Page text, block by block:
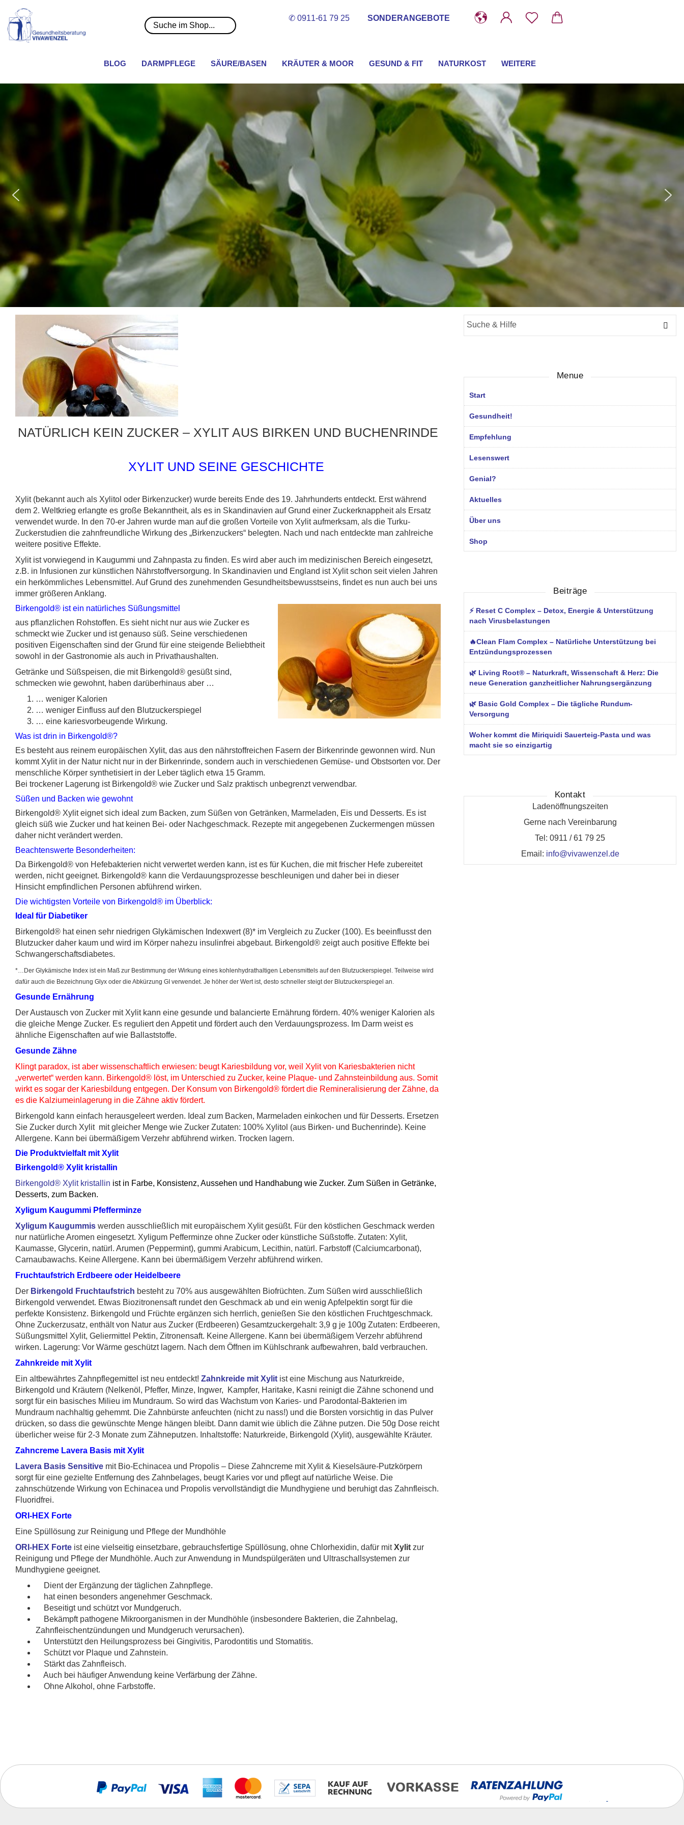
Suche
✆ 0911-61 79 25 SONDERANGEBOTE
BLOG DARMPFLEGE SÄURE/BASEN KRÄUTER & MOOR GESUND & FIT NATURKOST WEITERE
NATÜRLICH KEIN ZUCKER – XYLIT AUS BIRKEN UND BUCHENRINDE
XYLIT UND SEINE GESCHICHTE
Xylit (bekannt auch als Xylitol oder Birkenzucker) wurde bereits Ende des 19. Jahrhunderts entdeckt. Erst während
dem 2. Weltkrieg erlangte es große Bekanntheit, als es in Skandinavien auf Grund einer Zuckerknappheit als Ersatz
verwendet wurde. In den 70-er Jahren wurde man auf die großen Vorteile von Xylit aufmerksam, als die Turku-
Zuckerstudien die zahnfreundliche Wirkung des „Birkenzuckers“ belegten. Nach und nach entdeckte man zahlreiche
weitere positive Effekte.
Xylit ist vorwiegend in Kaugummi und Zahnpasta zu finden. Es wird aber auch im medizinischen Bereich eingesetzt,
z.B. in Infusionen zur künstlichen Nährstoffversorgung. In Skandinavien und England ist Xylit schon seit vielen Jahren
ein herkömmliches Lebensmittel. Auf Grund des zunehmenden Gesundheitsbewusstseins, findet es nun auch bei uns
immer größeren Anklang.
Birkengold® ist ein natürliches Süßungsmittel
aus pflanzlichen Rohstoffen. Es sieht nicht nur aus wie Zucker es
schmeckt wie Zucker und ist genauso süß. Seine verschiedenen
positiven Eigenschaften sind der Grund für eine steigende Beliebtheit
sowohl in der Gastronomie als auch in Privathaushalten.
Getränke und Süßspeisen, die mit Birkengold® gesüßt sind,
schmecken wie gewohnt, haben darüberhinaus aber …
… weniger Kalorien
… weniger Einfluss auf den Blutzuckerspiegel
… eine kariesvorbeugende Wirkung.
Was ist drin in Birkengold®?
Es besteht aus reinem europäischen Xylit, das aus den nährstoffreichen Fasern der Birkenrinde gewonnen wird. Nun
kommt Xylit in der Natur nicht nur in der Birkenrinde, sondern auch in verschiedenen Gemüse- und Obstsorten vor. Der
menschliche Körper synthetisiert in der Leber täglich etwa 15 Gramm.
Bei trockener Lagerung ist Birkengold® wie Zucker und Salz praktisch unbegrenzt verwendbar.
Süßen und Backen wie gewohnt
Birkengold® Xylit eignet sich ideal zum Backen, zum Süßen von Getränken, Marmeladen, Eis und Desserts. Es ist
gleich süß wie Zucker und hat keinen Bei- oder Nachgeschmack. Rezepte mit angegebenen Zuckermengen müssen
daher nicht verändert werden.
Beachtenswerte Besonderheiten:
Da Birkengold® von Hefebakterien nicht verwertet werden kann, ist es für Kuchen, die mit frischer Hefe zubereitet
werden, nicht geeignet. Birkengold® kann die Verdauungsprozesse beschleunigen und daher bei in dieser
Hinsicht empfindlichen Personen abführend wirken.
Die wichtigsten Vorteile von Birkengold® im Überblick:
Ideal für Diabetiker
Birkengold® hat einen sehr niedrigen Glykämischen Indexwert (8)* im Vergleich zu Zucker (100). Es beeinflusst den
Blutzucker daher kaum und wird im Körper nahezu insulinfrei abgebaut. Birkengold® zeigt auch positive Effekte bei
Schwangerschaftsdiabetes.
*…Der Glykämische Index ist ein Maß zur Bestimmung der Wirkung eines kohlenhydrathaltigen Lebensmittels auf den Blutzuckerspiegel. Teilweise wird
dafür auch die Bezeichnung Glyx oder die Abkürzung GI verwendet. Je höher der Wert ist, desto schneller steigt der Blutzuckerspiegel an.
Gesunde Ernährung
Der Austausch von Zucker mit Xylit kann eine gesunde und balancierte Ernährung fördern. 40% weniger Kalorien als
die gleiche Menge Zucker. Es reguliert den Appetit und fördert auch den Verdauungsprozess. Im Darm weist es
ähnliche Eigenschaften auf wie Ballaststoffe.
Gesunde Zähne
Klingt paradox, ist aber wissenschaftlich erwiesen: beugt Kariesbildung vor, weil Xylit von Kariesbakterien nicht
„verwertet“ werden kann. Birkengold® löst, im Unterschied zu Zucker, keine Plaque- und Zahnsteinbildung aus. Somit
wirkt es sogar der Kariesbildung entgegen. Der Konsum von Birkengold® fördert die Remineralisierung der Zähne, da
es die Kalziumeinlagerung in die Zähne aktiv fördert.
Birkengold kann einfach herausgeleert werden. Ideal zum Backen, Marmeladen einkochen und für Desserts. Ersetzen
Sie Zucker durch Xylit mit gleicher Menge wie Zucker Zutaten: 100% Xylitol (aus Birken- und Buchenrinde). Keine
Allergene. Kann bei übermäßigem Verzehr abführend wirken. Trocken lagern.
Die Produktvielfalt mit Xylit
Birkengold® Xylit kristallin
Birkengold® Xylit kristallin ist in Farbe, Konsistenz, Aussehen und Handhabung wie Zucker. Zum Süßen in Getränke,
Desserts, zum Backen.
Xyligum Kaugummi Pfefferminze
Xyligum Kaugummis werden ausschließlich mit europäischem Xylit gesüßt. Für den köstlichen Geschmack werden
nur natürliche Aromen eingesetzt. Xyligum Pefferminze ohne Zucker oder künstliche Süßstoffe. Zutaten: Xylit,
Kaumasse, Glycerin, natürl. Arumen (Peppermint), gummi Arabicum, Lecithin, natürl. Farbstoff (Calciumcarbonat),
Carnaubawachs. Keine Allergene. Kann bei übermäßigem Verzehr abführend wirken.
Fruchtaufstrich Erdbeere oder Heidelbeere
Der Birkengold Fruchtaufstrich besteht zu 70% aus ausgewählten Biofrüchten. Zum Süßen wird ausschließlich
Birkengold verwendet. Etwas Biozitronensaft rundet den Geschmack ab und ein wenig Apfelpektin sorgt für die
perfekte Konsistenz. Birkengold und Früchte ergänzen sich herrlich, genießen Sie den köstlichen Fruchtgeschmack.
Ohne Zuckerzusatz, enthält von Natur aus Zucker (Erdbeeren) Gesamtzuckergehalt: 3,9 g je 100g Zutaten: Erdbeeren,
Süßungsmittel Xylit, Geliermittel Pektin, Zitronensaft. Keine Allergene. Kann bei übermäßigem Verzehr abführend
wirken. Lagerung: Vor Wärme geschützt lagern. Nach dem Öffnen im Kühlschrank aufbewahren, bald verbrauchen.
Zahnkreide mit Xylit
Ein altbewährtes Zahnpflegemittel ist neu entdeckt! Zahnkreide mit Xylit ist eine Mischung aus Naturkreide,
Birkengold und Kräutern (Nelkenöl, Pfeffer, Minze, Ingwer, Kampfer, Haritake, Kasni reinigt die Zähne schonend und
sorgt für ein basisches Milieu im Mundraum. So wird das Wachstum von Karies- und Parodontal-Bakterien im
Mundraum nachhaltig gehemmt. Die Zahnbürste anfeuchten (nicht zu nass!) und die Borsten vorsichtig in das Pulver
drücken, so dass die gewünschte Menge hängen bleibt. Dann damit wie üblich die Zähne putzen. Die 50g Dose reicht
überlicher weise für 2-3 Monate zum Zähneputzen. Inhaltstoffe: Naturkreide, Birkengold (Xylit), ausgewählte Kräuter.
Zahncreme Lavera Basis mit Xylit
Lavera Basis Sensitive mit Bio-Echinacea und Propolis – Diese Zahncreme mit Xylit & Kieselsäure-Putzkörpern
sorgt für eine gezielte Entfernung des Zahnbelages, beugt Karies vor und pflegt auf natürliche Weise. Die
zahnschützende Wirkung von Echinacea und Propolis vervollständigt die Mundhygiene und beruhigt das Zahnfleisch.
Fluoridfrei.
ORI-HEX Forte
Eine Spüllösung zur Reinigung und Pflege der Mundhöhle
ORI-HEX Forte ist eine vielseitig einsetzbare, gebrauchsfertige Spüllösung, ohne Chlorhexidin, dafür mitXylit zur
Reinigung und Pflege der Mundhöhle. Auch zur Anwendung in Mundspülgeräten und Ultraschallsystemen zur
Mundhygiene geeignet.
Dient der Ergänzung der täglichen Zahnpflege.
hat einen besonders angenehmer Geschmack.
Beseitigt und schützt vor Mundgeruch.
Bekämpft pathogene Mikroorganismen in der Mundhöhle (insbesondere Bakterien, die Zahnbelag,
Zahnfleischentzündungen und Mundgeruch verursachen).
Unterstützt den Heilungsprozess bei Gingivitis, Parodontitis und Stomatitis.
Schützt vor Plaque und Zahnstein.
Stärkt das Zahnfleisch.
Auch bei häufiger Anwendung keine Verfärbung der Zähne.
Ohne Alkohol, ohne Farbstoffe.
Menue
Start
Gesundheit!
Empfehlung
Lesenswert
Genial?
Aktuelles
Über uns
Shop
Beiträge
⚡ Reset C Complex – Detox, Energie & Unterstützung
nach Virusbelastungen
🔥Clean Flam Complex – Natürliche Unterstützung bei
Entzündungsprozessen
🌿 Living Root® – Naturkraft, Wissenschaft & Herz: Die
neue Generation ganzheitlicher Nahrungsergänzung
🌿 Basic Gold Complex – Die tägliche Rundum-
Versorgung
Woher kommt die Miriquidi Sauerteig-Pasta und was
macht sie so einzigartig
Kontakt
Ladenöffnungszeiten
Gerne nach Vereinbarung
Tel: 0911 / 61 79 25
Email: info@vivawenzel.de